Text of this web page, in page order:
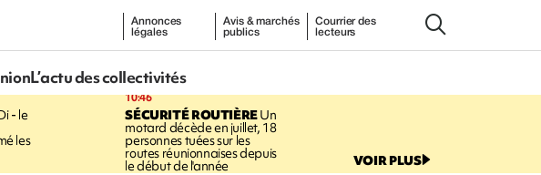
Annonces
légales
Avis & marchés
publics
Courrier des
lecteurs
L’actu des collectivités
- le
les
10:46
SÉCURITÉ ROUTIÈREUn
motard décède en juillet, 18
personnes tuées sur les
routes réunionnaises depuis
le début de l'année VOIR PLUS